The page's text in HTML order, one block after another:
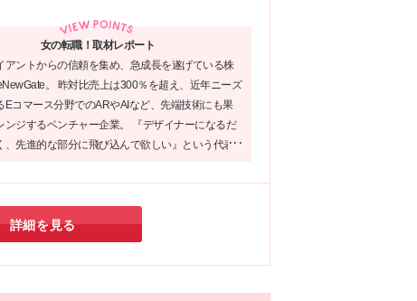
社
ー
社
プ
テ
各
ェ
転
ロ
女の転職！取材レポート
アントからの信頼を集め、急成長を遂げている株
。 昨対比売上は300％を超え、近年ニーズ
Eコマース分野でのARやAIなど、先端技術にも果
ンジするベンチャー企業。 『デザイナーになるだ
、先進的な部分に飛び込んで欲しい』という代表
10ヶ月のカリキュラム、その後のキャリアUPで学
段違いだ。
詳細を見る